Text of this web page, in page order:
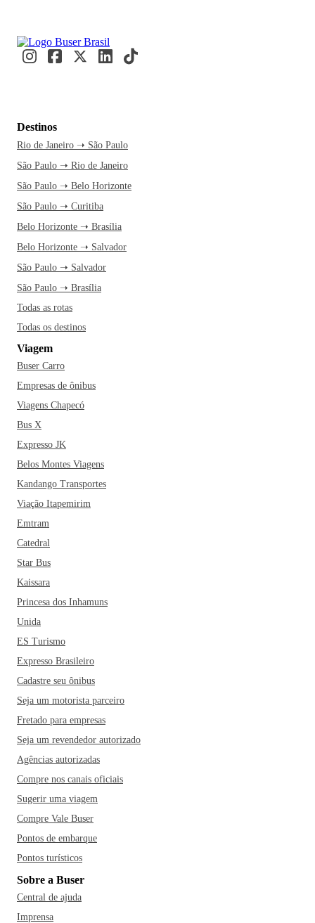
Destinos
Rio de Janeiro ➝ São Paulo
São Paulo ➝ Rio de Janeiro
São Paulo ➝ Belo Horizonte
São Paulo ➝ Curitiba
Belo Horizonte ➝ Brasília
Belo Horizonte ➝ Salvador
São Paulo ➝ Salvador
São Paulo ➝ Brasília
Todas as rotas
Todas os destinos
Viagem
Buser Carro
Empresas de ônibus
Viagens Chapecó
Bus X
Expresso JK
Belos Montes Viagens
Kandango Transportes
Viação Itapemirim
Emtram
Catedral
Star Bus
Kaissara
Princesa dos Inhamuns
Unida
ES Turismo
Expresso Brasileiro
Cadastre seu ônibus
Seja um motorista parceiro
Fretado para empresas
Seja um revendedor autorizado
Agências autorizadas
Compre nos canais oficiais
Sugerir uma viagem
Compre Vale Buser
Pontos de embarque
Pontos turísticos
Sobre a Buser
Central de ajuda
Imprensa